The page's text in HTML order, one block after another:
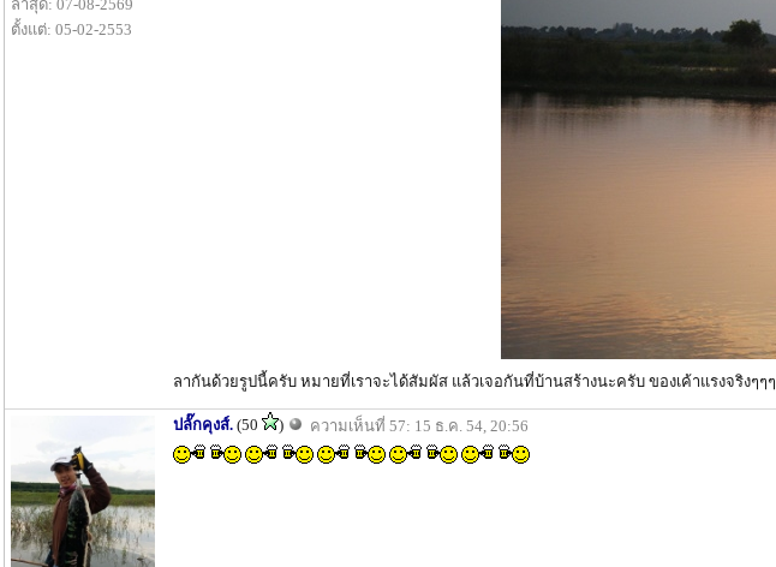
ล่าสุด: 07-08-2569
ตั้งแต่: 05-02-2553
ลากันด้วยรูปนี้ครับ หมายที่เราจะได้สัมผัส แล้วเจอกันที่บ้านสร้างนะครับ ของเค้าแรงจริงๆๆๆ
ปลั๊กคุงส์. (50 ) ความเห็นที่ 57: 15 ธ.ค. 54, 20:56